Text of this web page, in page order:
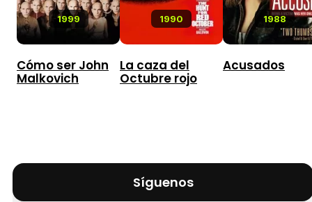
1999
Cómo ser John
Malkovich
1990
La caza del
Octubre rojo
1988
Acusados
Síguenos